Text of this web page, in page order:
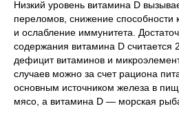
Низкий уровень витамина D
переломов, снижение
и ослабление иммунитета.
содержания витамина D считается
дефицит витаминов и
случаев можно за счет рациона
основным источником железа в
мясо, а витамина D — морская